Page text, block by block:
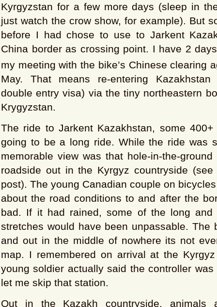
Kyrgyzstan for a few more days (sleep in
just watch the crow show, for example). But
before I had chose to use to Jarkent
China border as crossing point. I have 2
my meeting with the bike’s Chinese clearing
May. That means re-entering
double entry visa) via the tiny northeastern
Krygyzstan.
The ride to Jarkent Kazakhstan, some 400+
going to be a long ride. While the ride was
memorable view was that hole-in-the-
roadside out in the Kyrgyz countryside
post). The young Canadian couple on
about the road conditions to and after the
bad. If it had rained, some of the long and
stretches would have been unpassable. The
and out in the middle of nowhere its not
map. I remembered on arrival at the
young soldier actually said the controller
let me skip that station.
Out in the Kazakh countryside, animals